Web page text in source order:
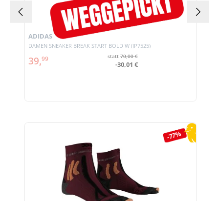
DAMEN SNEAKER BREAK START BOLD W (JP7525)
ADIDAS
39,99 statt70,00 €
-30,01 €
-77%